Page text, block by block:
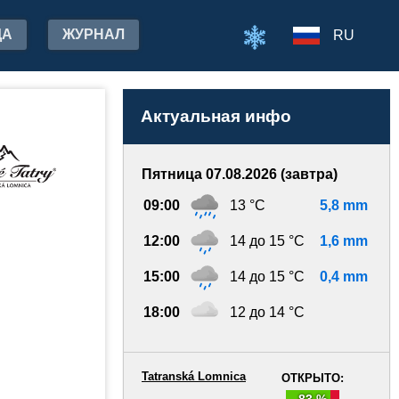
ЖУРНАЛ RU
Актуальная инфо
Пятница 07.08.2026 (завтра)
09:00 13 °C 5,8 mm
12:00 14 до 15 °C 1,6 mm
15:00 14 до 15 °C 0,4 mm
18:00 12 до 14 °C
ОТКРЫТО:
Tatranská Lomnica